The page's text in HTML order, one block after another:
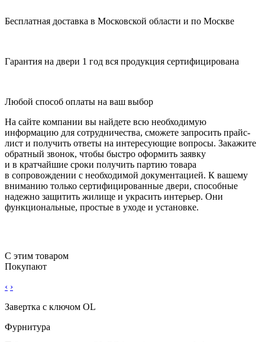
Бесплатная доставка в Московской области и по Москве
Гарантия на двери 1 год вся продукция сертифицирована
Любой способ оплаты на ваш выбор
На сайте компании вы найдете всю необходимую
информацию для сотрудничества, сможете запросить прайс-
лист и получить ответы на интересующие вопросы. Закажите
обратный звонок, чтобы быстро оформить заявку
и в кратчайшие сроки получить партию товара
в сопровождении с необходимой документацией. К вашему
вниманию только сертифицированные двери, способные
надежно защитить жилище и украсить интерьер. Они
функциональные, простые в уходе и установке.
С этим товаром
Покупают
‹ ›
Завертка с ключом OL
Фурнитура